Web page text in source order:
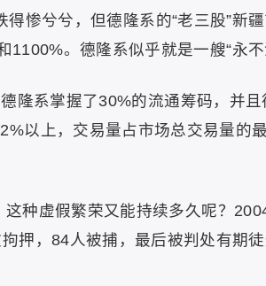
惨兮兮，但德隆系的“老三股”新
。德隆系似乎就是一艘“永不
隆系掌握了30%的流通筹码，并且
以上，交易量占市场总交易量的
种虚假繁荣又能持续多久呢？
押，84人被捕，最后被判处有期